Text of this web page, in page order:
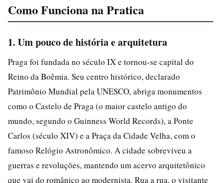
Como Funciona na Pratica
1. Um pouco de história e arquitetura
Praga foi fundada no século IX e tornou-se capital do
Reino da Boêmia. Seu centro histórico, declarado
Patrimônio Mundial pela UNESCO, abriga monumentos
como o Castelo de Praga (o maior castelo antigo do
mundo, segundo o Guinness World Records), a Ponte
Carlos (século XIV) e a Praça da Cidade Velha, com o
famoso Relógio Astronômico. A cidade sobreviveu a
guerras e revoluções, mantendo um acervo arquitetônico
que vai do românico ao modernista. Rua a rua, o visitante